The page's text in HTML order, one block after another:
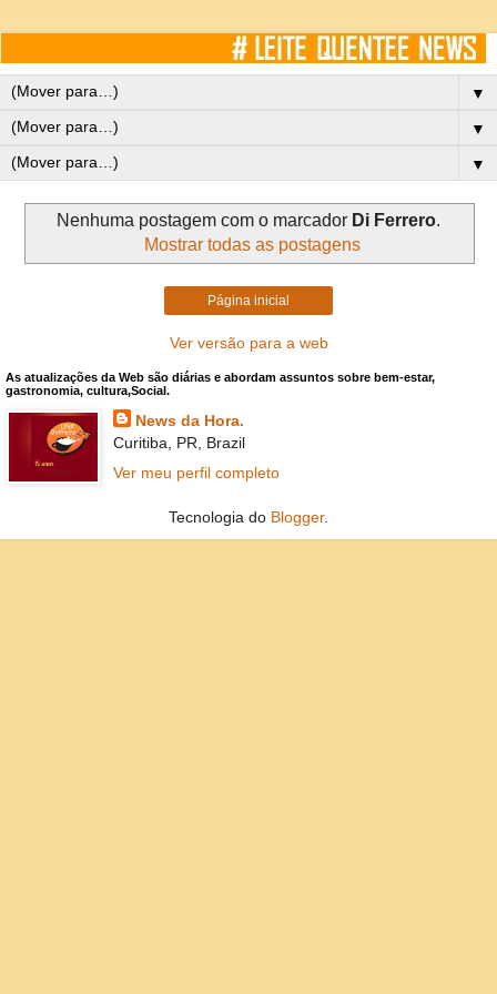
▼
▼
▼
Nenhuma postagem com o marcador Di Ferrero.
Mostrar todas as postagens
Página inicial
Ver versão para a web
As atualizações da Web são diárias e abordam assuntos sobre bem-estar,
gastronomia, cultura,Social.
News da Hora.
Curitiba, PR, Brazil
Ver meu perfil completo
Tecnologia do Blogger.